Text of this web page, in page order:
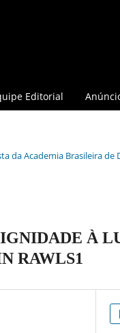
Editorial
da Academia Brasileira
À
RAWLS1